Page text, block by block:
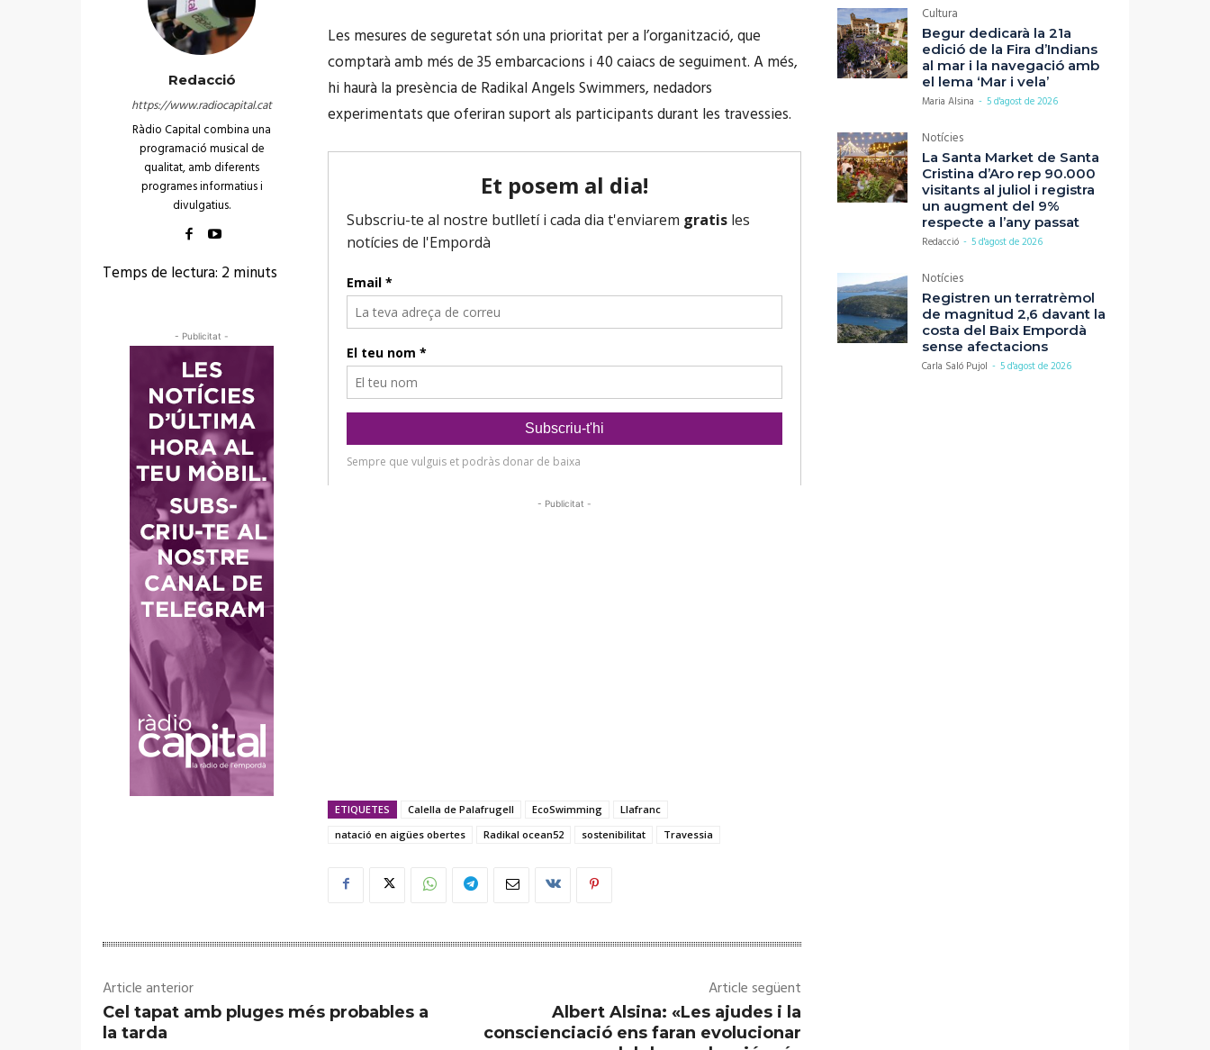
Redacció
https://www.radiocapital.cat
Ràdio Capital combina una
programació musical de
qualitat, amb diferents
programes informatius i
divulgatius.
Temps de lectura: 2minuts
- Publicitat -
Les mesures de seguretat són una prioritat per a l’organització, que
comptarà amb més de 35 embarcacions i 40 caiacs de seguiment. A més,
hi haurà la presència de Radikal Angels Swimmers, nedadors
experimentats que oferiran suport als participants durant les travessies.
- Publicitat -
ETIQUETES Calella de Palafrugell EcoSwimming
Llafranc
natació en aigües obertes
Radikal ocean52 sostenibilitat Travessia
Article anterior
Cel tapat amb pluges més probables a
la tarda
Article següent
Albert Alsina: «Les ajudes i la
conscienciació ens faran evolucionar
Cultura
Begur dedicarà la 21a
edició de la Fira d’Indians
al mar i la navegació amb
el lema ‘Mar i vela’
Maria Alsina - 5 d'agost de 2026
Notícies
La Santa Market de Santa
Cristina d’Aro rep 90.000
visitants al juliol i registra
un augment del 9%
respecte a l’any passat
Redacció - 5 d'agost de 2026
Notícies
Registren un terratrèmol
de magnitud 2,6 davant la
costa del Baix Empordà
sense afectacions
Carla Saló Pujol - 5 d'agost de 2026